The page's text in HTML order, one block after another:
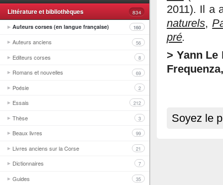
Littérature et bibliothèques
834
Auteurs corses (en langue française)
160
Auteurs anciens 56
Editeurs corses 8
Romans et nouvelles 69
Poésie 2
Essais 212
Thèse 3
Beaux livres 99
Livres anciens sur la Corse 21
Dictionnaires 7
Guides 35
2011). Il a
naturels,
pré.
> Yann
Soyez le